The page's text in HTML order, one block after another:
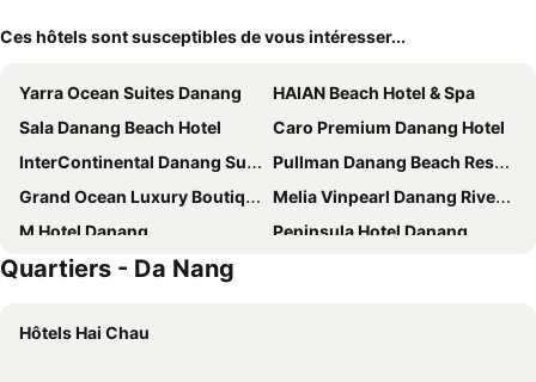
Ces hôtels sont susceptibles de vous intéresser...
Yarra Ocean Suites Danang
HAIAN Beach Hotel & Spa
Sala Danang Beach Hotel
Caro Premium Danang Hotel
InterContinental Danang Sun Peninsula Resort by IHG
Pullman Danang Beach Resort
Grand Ocean Luxury Boutique
Melia Vinpearl Danang Riverfront
M Hotel Danang
Peninsula Hotel Danang
Stella Maris Beach Danang
Four Points by Sheraton Danang
Quartiers - Da Nang
Hôtels Hai Chau